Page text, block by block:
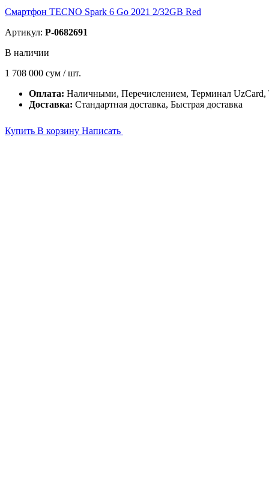
Смартфон TECNO Spark 6 Go 2021 2/32GB Red
Артикул: P-0682691
В наличии
1 708 000 сум / шт.
Оплата: Наличными, Перечислением, Терминал
Доставка: Стандартная доставка, Быстрая доставка
Купить В корзину Написать